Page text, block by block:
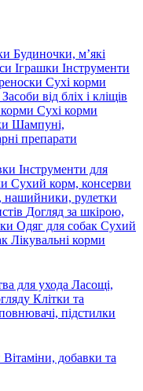
Будиночки, м’які
Іграшки Інструменти
Сухі корми
Засоби від бліх і кліщів
корми Сухі корми
Шампуні,
препарати
Інструменти для
Сухий корм, консерви
нашийники, рулетки
Догляд за шкірою,
Одяг для собак Сухий
Лікувальні корми
для ухода Ласощі,
Клітки та
підстилки
Вітаміни, добавки та